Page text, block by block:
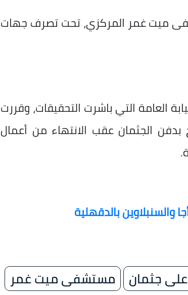
ميت غمر المركزي، تحت تصرف جهات
العامة التي باشرت التحقيقات، وقررت
بدفن الجثمان عقب الانتهاء من أعمال
بالدقهلية
على جثمان
مستشفى ميت غمر